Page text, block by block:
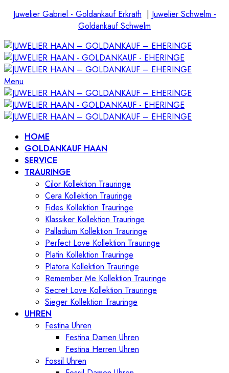
Juwelier Gabriel - Goldankauf Erkrath | Juwelier Schwelm -
Goldankauf Schwelm
Menu
HOME
GOLDANKAUF HAAN
SERVICE
TRAURINGE
Cilor Kollektion Trauringe
Cera Kollektion Trauringe
Fides Kollektion Trauringe
Klassiker Kollektion Trauringe
Palladium Kollektion Trauringe
Perfect Love Kollektion Trauringe
Platin Kollektion Trauringe
Platora Kollektion Trauringe
Remember Me Kollektion Trauringe
Secret Love Kollektion Trauringe
Sieger Kollektion Trauringe
UHREN
Festina Uhren
Festina Damen Uhren
Festina Herren Uhren
Fossil Uhren